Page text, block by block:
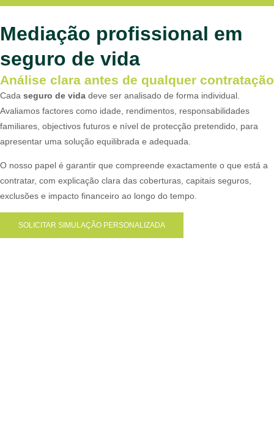
Mediação profissional em
seguro de vida
Análise clara antes de qualquer contratação
Cada seguro de vida deve ser analisado de forma individual.
Avaliamos factores como idade, rendimentos, responsabilidades
familiares, objectivos futuros e nível de protecção pretendido, para
apresentar uma solução equilibrada e adequada.
O nosso papel é garantir que compreende exactamente o que está a
contratar, com explicação clara das coberturas, capitais seguros,
exclusões e impacto financeiro ao longo do tempo.
SOLICITAR SIMULAÇÃO PERSONALIZADA